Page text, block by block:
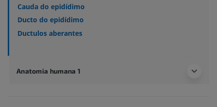
Cauda do epidídimo
Ducto do epidídimo
Ductulos aberantes
Anatomia humana 1